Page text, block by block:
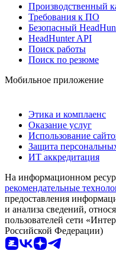
Производственный
Требования к ПО
Безопасный
HeadHunter API
Поиск работы
Поиск по резюме
Мобильное приложение
Этика и комплаенс
Оказание услуг
Использование
Защита
ИТ аккредитация
На информационном
рекомендательные
предоставления
и анализа сведений,
пользователей сети
Российской Федерации)